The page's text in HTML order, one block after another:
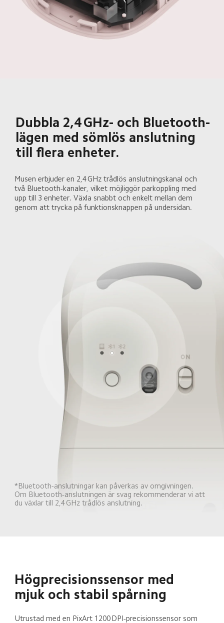
Dubbla 2,4 GHz- och Bluetooth-
lägen med sömlös anslutning
till flera enheter.
Musen erbjuder en 2,4 GHz trådlös anslutningskanal och
två Bluetooth-kanaler, vilket möjliggör parkoppling med
upp till 3 enheter. Växla snabbt och enkelt mellan dem
genom att trycka på funktionsknappen på undersidan.
*Bluetooth-anslutningar kan påverkas av omgivningen.
Om Bluetooth-anslutningen är svag rekommenderar vi att
du växlar till 2,4 GHz trådlös anslutning.
Högprecisionssensor med
mjuk och stabil spårning
Utrustad med en PixArt 1200 DPI-precisionssensor som